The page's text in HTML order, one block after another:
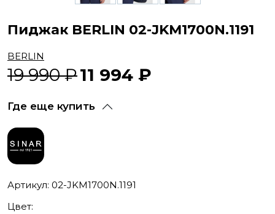
Пиджак BERLIN 02-JKM1700N.1191
BERLIN
19 990 ₽11 994 ₽
Где еще купить
Артикул: 02-JKM1700N.1191
Цвет: